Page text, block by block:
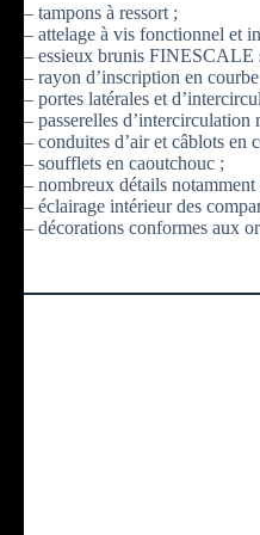
– tampons à ressort ;
– attelage à vis fonctionnel et
– essieux brunis FINESCALE
– rayon d’inscription en
– portes latérales et
– passerelles d’intercirculation
– conduites d’air et câblots en
– soufflets en caoutchouc ;
– nombreux détails
– éclairage intérieur des
– décorations conformes aux